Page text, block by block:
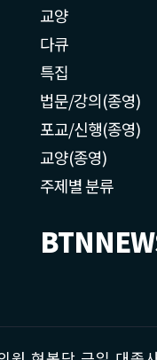
교양
다큐
특집
법문/강의(종영)
포교/신행(종영)
교양(종영)
주제별 분류